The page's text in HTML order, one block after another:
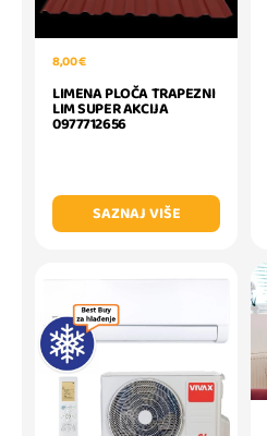
8,00 €
LIMENA PLOČA TRAPEZNI
LIM SUPER AKCIJA
0977712656
SAZNAJ VIŠE